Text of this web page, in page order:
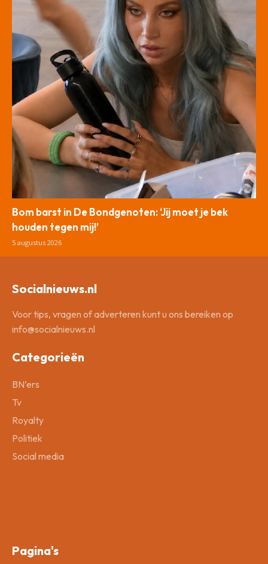
Bom barst in De Bondgenoten: ‘Jij moet je bek
houden tegen mij!’
5 augustus 2026
Socialnieuws.nl
Voor tips, vragen of adverteren kunt u ons bereiken op
info@socialnieuws.nl
Categorieën
BN’ers
Tv
Royalty
Politiek
Social media
Pagina's